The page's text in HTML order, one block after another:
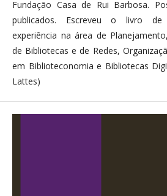
Fundação Casa de Rui Barbosa.
publicados. Escreveu o livro de
experiência na área de
de Bibliotecas e de Redes,
em Biblioteconomia e Bibliotecas
Lattes)